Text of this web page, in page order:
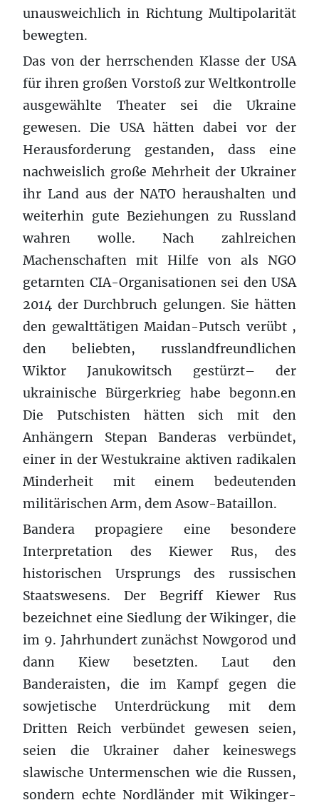
unausweichlich in Richtung Multipolarität
bewegten.
Das von der herrschenden Klasse der USA
für ihren großen Vorstoß zur Weltkontrolle
ausgewählte Theater sei die Ukraine
gewesen. Die USA hätten dabei vor der
Herausforderung gestanden, dass eine
nachweislich große Mehrheit der Ukrainer
ihr Land aus der NATO heraushalten und
weiterhin gute Beziehungen zu Russland
wahren wolle. Nach zahlreichen
Machenschaften mit Hilfe von als NGO
getarnten CIA-Organisationen sei den USA
2014 der Durchbruch gelungen. Sie hätten
den gewalttätigen Maidan-Putsch verübt ,
den beliebten, russlandfreundlichen
Wiktor Janukowitsch gestürzt– der
ukrainische Bürgerkrieg habe begonn.en
Die Putschisten hätten sich mit den
Anhängern Stepan Banderas verbündet,
einer in der Westukraine aktiven radikalen
Minderheit mit einem bedeutenden
militärischen Arm, dem Asow-Bataillon.
Bandera propagiere eine besondere
Interpretation des Kiewer Rus, des
historischen Ursprungs des russischen
Staatswesens. Der Begriff Kiewer Rus
bezeichnet eine Siedlung der Wikinger, die
im 9. Jahrhundert zunächst Nowgorod und
dann Kiew besetzten. Laut den
Banderaisten, die im Kampf gegen die
sowjetische Unterdrückung mit dem
Dritten Reich verbündet gewesen seien,
seien die Ukrainer daher keineswegs
slawische Untermenschen wie die Russen,
sondern echte Nordländer mit Wikinger-